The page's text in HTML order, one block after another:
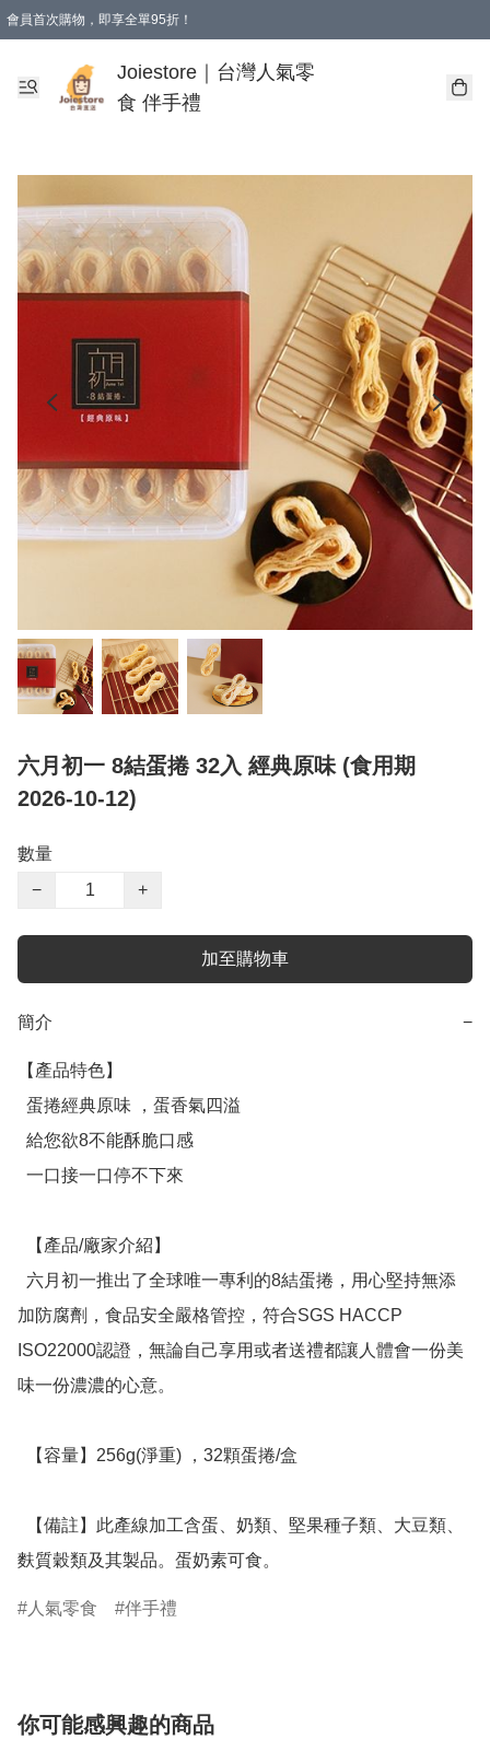
會員首次購物，即享全單95折！
購物滿 HKD 350.00即享免運費優惠！（適用於 本地送貨、本地取貨 )
Joiestore｜台灣人氣零
食 伴手禮
六月初一 8結蛋捲 32入 經典原味 (食用期
2026-10-12)
數量
−
+
加至購物車
簡介 −
【產品特色】
加防腐劑，食品安全嚴格管控，符合SGS HACCP
ISO22000認證，無論自己享用或者送禮都讓人體會一份美
味一份濃濃的心意。
麩質穀類及其製品。蛋奶素可食。
人氣零食 伴手禮
你可能感興趣的商品